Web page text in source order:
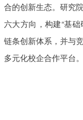
合的创新生态。研究
六大方向，构建“基
链条创新体系，并与
多元化校企合作平台。